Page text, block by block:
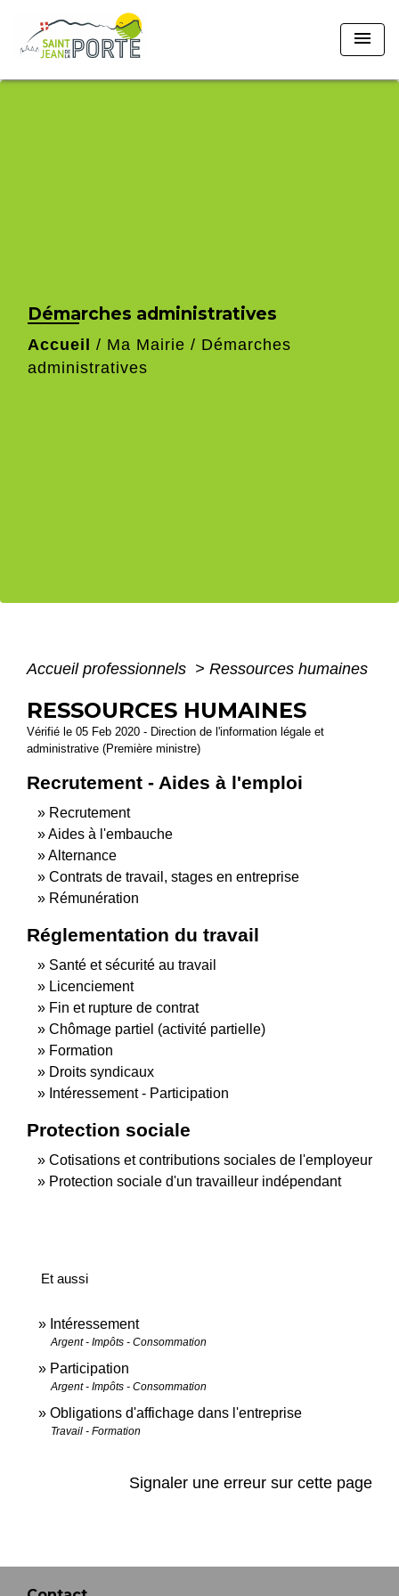
menu
Démarches administratives
Accueil / Ma Mairie / Démarches
administratives
Accueil professionnels > Ressources humaines
RESSOURCES HUMAINES
Vérifié le 05 Feb 2020 - Direction de l'information légale et
administrative (Première ministre)
Recrutement - Aides à l'emploi
Recrutement
Aides à l'embauche
Alternance
Contrats de travail, stages en entreprise
Rémunération
Réglementation du travail
Santé et sécurité au travail
Licenciement
Fin et rupture de contrat
Chômage partiel (activité partielle)
Formation
Droits syndicaux
Intéressement - Participation
Protection sociale
Cotisations et contributions sociales de l'employeur
Protection sociale d'un travailleur indépendant
Et aussi
Intéressement
Argent - Impôts - Consommation
Participation
Argent - Impôts - Consommation
Obligations d'affichage dans l'entreprise
Travail - Formation
Signaler une erreur sur cette page